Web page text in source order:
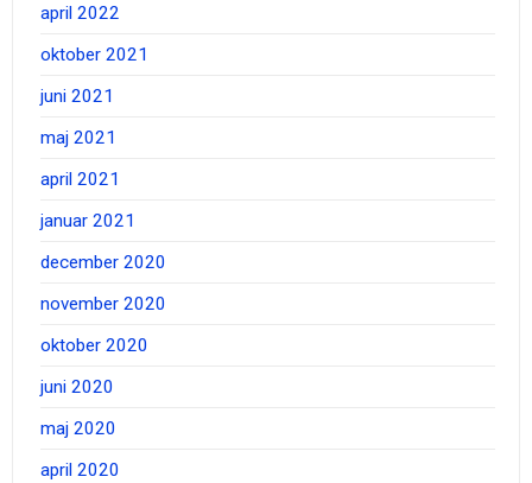
april 2022
oktober 2021
juni 2021
maj 2021
april 2021
januar 2021
december 2020
november 2020
oktober 2020
juni 2020
maj 2020
april 2020